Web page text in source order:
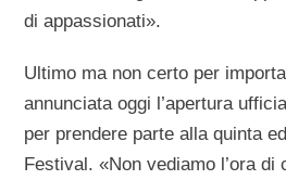
di appassionati».
Ultimo ma non certo per
annunciata oggi l’apertura
per prendere parte alla quinta
Festival. «Non vediamo l’ora